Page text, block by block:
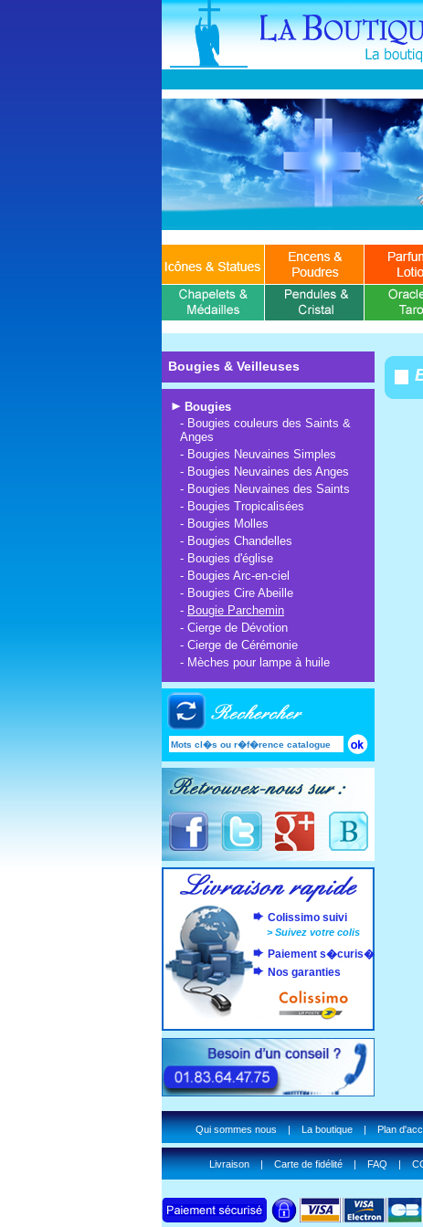
Bougies & Veilleuses
Bougies
- Bougies couleurs des Saints &
Anges
- Bougies Neuvaines Simples
- Bougies Neuvaines des Anges
- Bougies Neuvaines des Saints
- Bougies Tropicalisées
- Bougies Molles
- Bougies Chandelles
- Bougies d'église
- Bougies Arc-en-ciel
- Bougies Cire Abeille
- Bougie Parchemin
- Cierge de Dévotion
- Cierge de Cérémonie
- Mèches pour lampe à huile
Colissimo suivi
>Suivez votre colis
Paiement s�curis�
Nos garanties
Qui sommes nous|La boutique|Plan
Livraison|Carte de fidélité|FAQ|